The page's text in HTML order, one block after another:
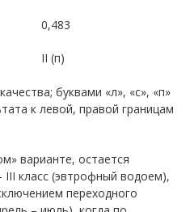
0,483
II (п)
буквами «л», «с», «п»
к левой, правой границам
варианте, остается
III класс (эвтрофный водоем),
переходного